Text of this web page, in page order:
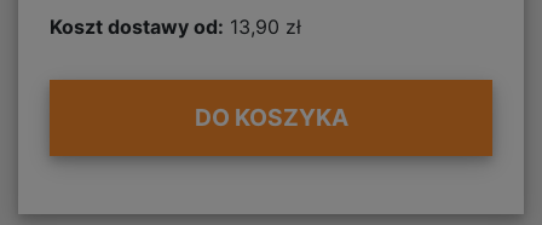
Koszt dostawy od: 13,90 zł
DO KOSZYKA